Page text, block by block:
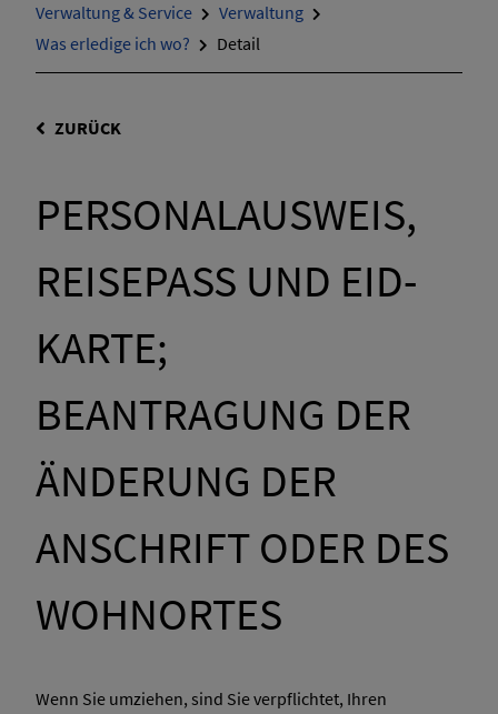
Verwaltung & Service
Verwaltung
Was erledige ich wo?
Detail
ZURÜCK
PERSONALAUSWEIS,
REISEPASS UND EID-
KARTE;
BEANTRAGUNG DER
ÄNDERUNG DER
ANSCHRIFT ODER DES
WOHNORTES
Wenn Sie umziehen, sind Sie verpflichtet, Ihren